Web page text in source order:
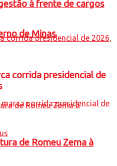
à frente de cargos
de Minas
corrida presidencial de
de Romeu Zema à